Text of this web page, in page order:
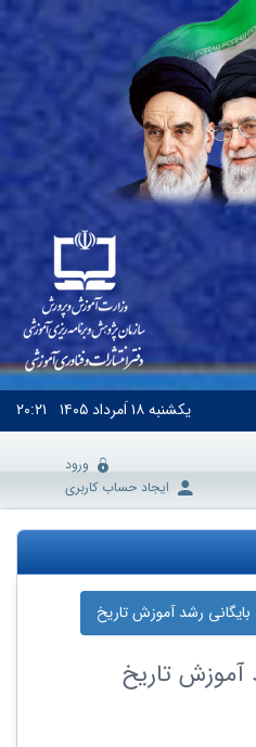
یکشنبه۱۸ اَمرداد ۱۴۰۵ ۲۰:۲۱
ورود
ایجاد حساب کاربری
بایگانی رشد آموزش تاریخ
آموزش تاریخ